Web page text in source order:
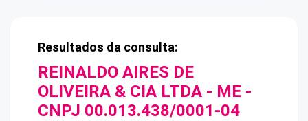
Resultados da consulta:
REINALDO AIRES DE
OLIVEIRA & CIA LTDA - ME -
CNPJ 00.013.438/0001-04